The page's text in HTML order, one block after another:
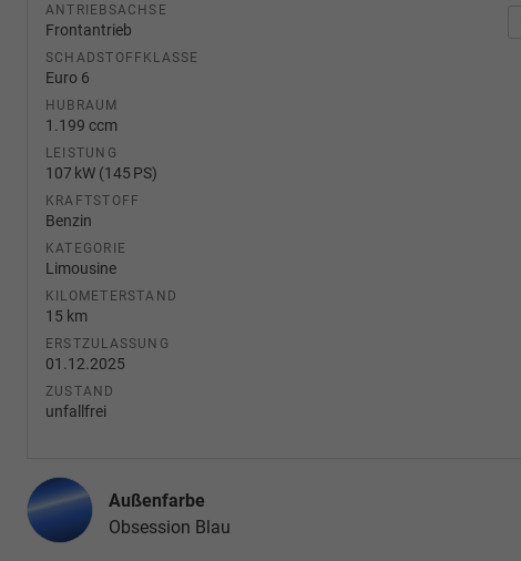
ANTRIEBSACHSE
Frontantrieb
SCHADSTOFFKLASSE
Euro 6
HUBRAUM
1.199 ccm
LEISTUNG
107 kW (145 PS)
KRAFTSTOFF
Benzin
KATEGORIE
Limousine
KILOMETERSTAND
15 km
ERSTZULASSUNG
01.12.2025
ZUSTAND
unfallfrei
Außenfarbe
Obsession Blau